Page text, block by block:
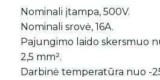
Nominali įtampa, 500V.
Nominali srovė, 16A.
Pajungimo laido skersmuo
2,5 mm².
Darbinė temperatūra nuo -